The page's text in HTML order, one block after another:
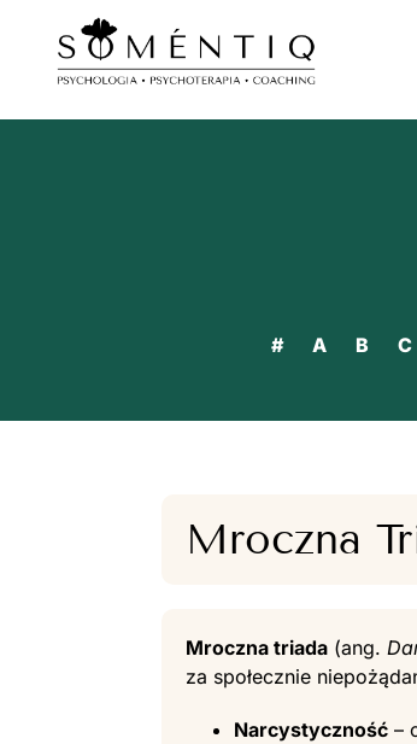
# A B C
Mroczna
Mroczna triada (ang.
za społecznie
Narcystyczność –